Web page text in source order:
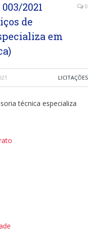
2021
de
em
0
LICITAÇÕES
técnica especializa